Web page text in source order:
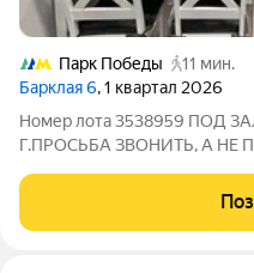
Парк Победы
11 мин.
Барклая 6, 1 квартал 2026
Номер лота 3538959 ПОД
Г.ПРОСЬБА ЗВОНИТЬ, А НЕ
комфорта и уюта. Кухня-
спальня 11кв.м.Квартира